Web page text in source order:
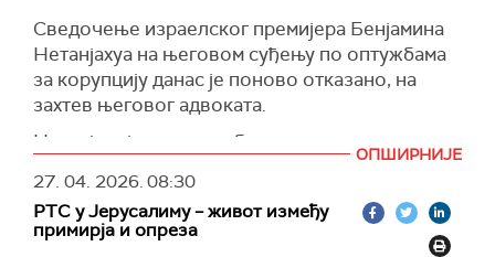
Европски фјучерси гаса за мај су се на
отварању амстердамске берзе ТТФ продавали
по цени од 44,745 евра за мегават-сат.
(Танјуг)
Сведочење израелског премијера Бенјамина
Нетанјахуа на његовом суђењу по оптужбама
за корупцију данас је поново отказано, на
захтев његовог адвоката.
Нетанјаху је данас требало да сведочи на суду,
након паузе од два месеца због рата у Ирану,
али је његово сведочење у последњи час
отказано, преносиТајмс ов Израел
. Адвокат
Нетанјахуа је затражио одлагање његовог
ОПШИРНИЈЕ
27. 04. 2026.08:30
РТС у Јерусалиму – живот између
примирја и опреза